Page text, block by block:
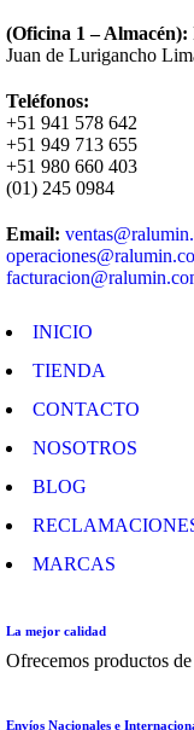
(Oficina 1 – Almacén):
Juan de Lurigancho
Teléfonos:
+51 941 578 642
+51 949 713 655
+51 980 660 403
(01) 245 0984
Email:
INICIO
TIENDA
CONTACTO
NOSOTROS
BLOG
MARCAS
La mejor calidad
Ofrecemos productos
Envíos Nacionales e